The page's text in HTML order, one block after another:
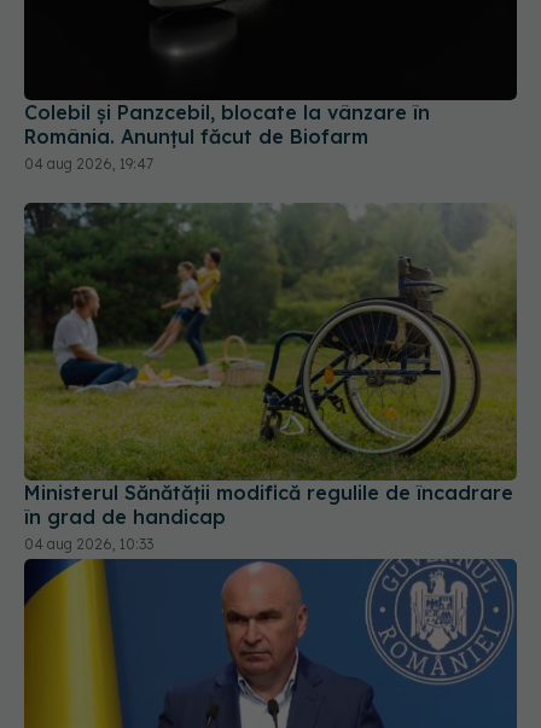
Colebil și Panzcebil, blocate la vânzare în
România. Anunțul făcut de Biofarm
04 aug 2026, 19:47
Ministerul Sănătății modifică regulile de încadrare
în grad de handicap
04 aug 2026, 10:33